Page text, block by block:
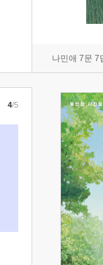
나민애 7문 7
4/5